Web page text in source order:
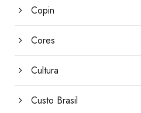
Copin
Cores
Cultura
Custo Brasil